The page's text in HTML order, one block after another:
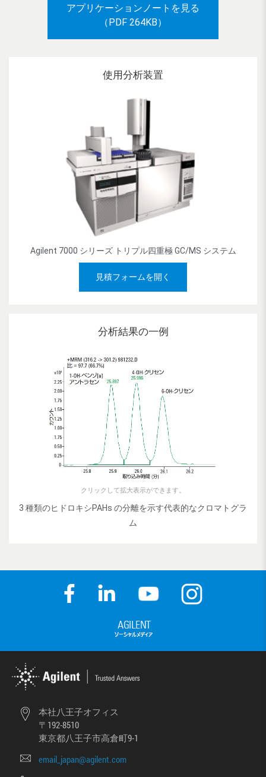
アプリケーションノートを見る
（PDF 264KB）
使用分析装置
Agilent 7000 シリーズ トリプル四重極 GC/MS システム
見積フォームを開く
分析結果の一例
クリックして拡大表示ができます。
3 種類のヒドロキシPAHs の分離を示す代表的なクロマトグラ
ム
本社八王子オフィス
〒192-8510
東京都八王子市高倉町9-1
email_japan@agilent.com